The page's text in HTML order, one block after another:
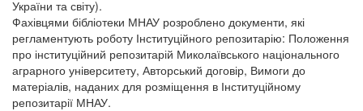
України та світу).
Фахівцями бібліотеки МНАУ розроблено документи, які
регламентують роботу Інституційного репозитарію: Положення
про інституційний репозитарій Миколаївського національного
аграрного університету, Авторський договір, Вимоги до
матеріалів, наданих для розміщення в Інституційному
репозитарії МНАУ.